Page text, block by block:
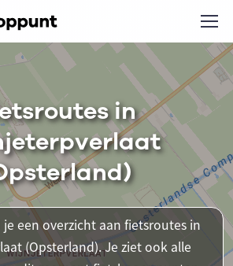
in
een overzicht aan fietsroutes in
(Opsterland). Je ziet ook alle